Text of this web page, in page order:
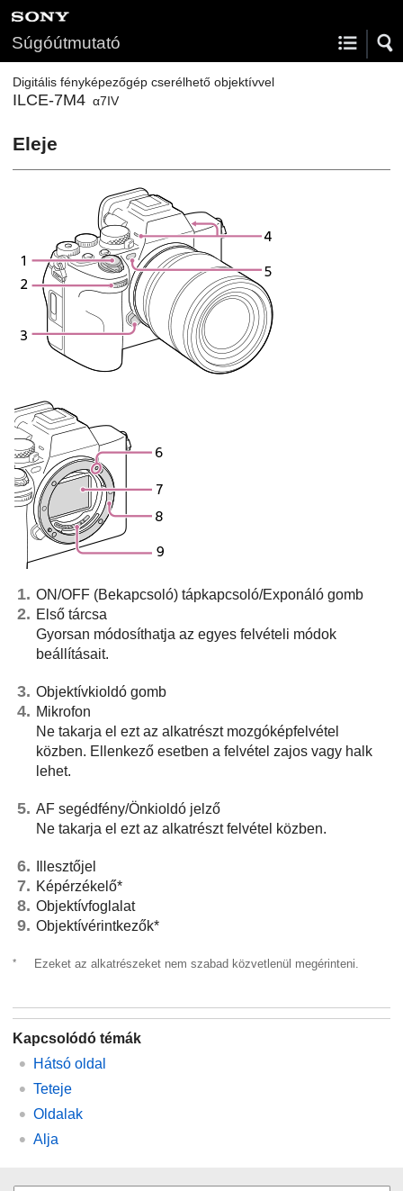
Súgóútmutató
Digitális fényképezőgép cserélhető objektívvel
ILCE-7M4 α7IV
Eleje
ON/OFF (Bekapcsoló) tápkapcsoló/Exponáló gomb
Első tárcsa
Gyorsan módosíthatja az egyes felvételi módok
beállításait.
Objektívkioldó gomb
Mikrofon
Ne takarja el ezt az alkatrészt mozgóképfelvétel
közben. Ellenkező esetben a felvétel zajos vagy halk
lehet.
AF segédfény/Önkioldó jelző
Ne takarja el ezt az alkatrészt felvétel közben.
Illesztőjel
Képérzékelő*
Objektívfoglalat
Objektívérintkezők*
* Ezeket az alkatrészeket nem szabad közvetlenül megérinteni.
Kapcsolódó témák
Hátsó oldal
Teteje
Oldalak
Alja